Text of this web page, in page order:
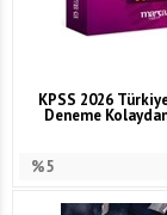
KPSS 2026
Deneme
%5